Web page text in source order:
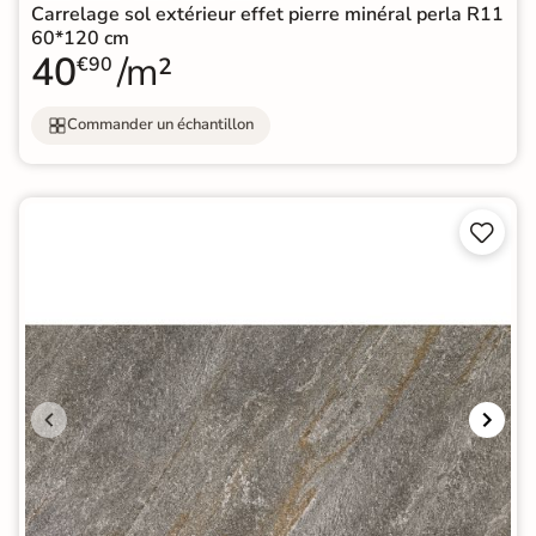
Carrelage sol extérieur effet pierre minéral perla R11
60*120 cm
40€90 /m²
Commander un échantillon

